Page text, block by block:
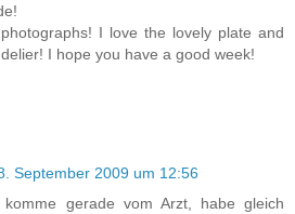
I love the lovely plate and
I hope you have a good week!
September 2009 um 12:56
gerade vom Arzt, habe gleich